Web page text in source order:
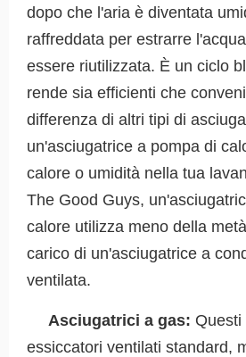
dopo che l'aria è diventata
raffreddata per estrarre
essere riutilizzata. È un ciclo
rende sia efficienti che
differenza di altri tipi di
un'asciugatrice a pompa di
calore o umidità nella tua
The Good Guys,
calore utilizza meno della
carico di un'asciugatrice a
ventilata.
Asciugatrici a gas: Questi
essiccatori ventilati standard,